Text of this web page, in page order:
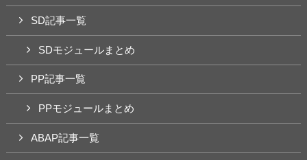
SD記事一覧
SDモジュールまとめ
PP記事一覧
PPモジュールまとめ
ABAP記事一覧